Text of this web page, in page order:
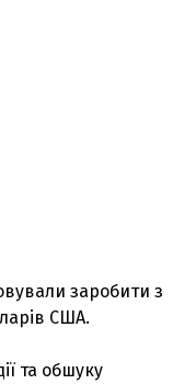
заробити з
США.
та обшуку